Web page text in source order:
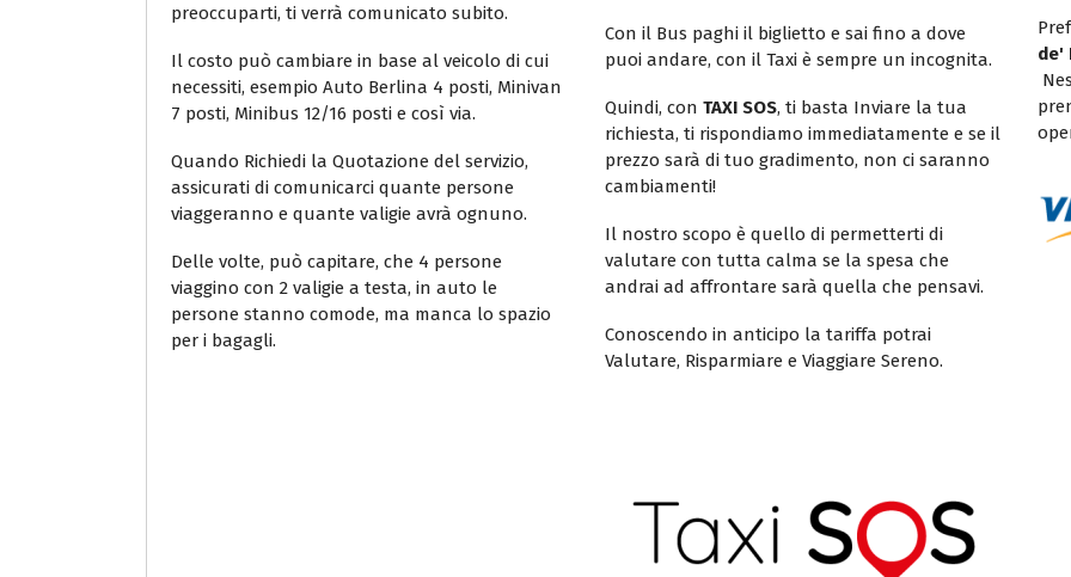
preoccuparti, ti verrà comunicato subito.
Il costo può cambiare in base al veicolo di cui
necessiti, esempio Auto Berlina 4 posti, Minivan
7 posti, Minibus 12/16 posti e così via.
Quando Richiedi la Quotazione del servizio,
assicurati di comunicarci quante persone
viaggeranno e quante valigie avrà ognuno.
Delle volte, può capitare, che 4 persone
viaggino con 2 valigie a testa, in auto le
persone stanno comode, ma manca lo spazio
per i bagagli.
Con il Bus paghi il biglietto e sai fino a dove
puoi andare, con il Taxi è sempre un incognita.
Quindi, con TAXI SOS, ti basta Inviare la tua
richiesta, ti rispondiamo immediatamente e se il
prezzo sarà di tuo gradimento, non ci saranno
cambiamenti!
Il nostro scopo è quello di permetterti di
valutare con tutta calma se la spesa che
andrai ad affrontare sarà quella che pensavi.
Conoscendo in anticipo la tariffa potrai
Valutare, Risparmiare e Viaggiare Sereno.
de'